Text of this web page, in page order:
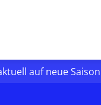
auf neue